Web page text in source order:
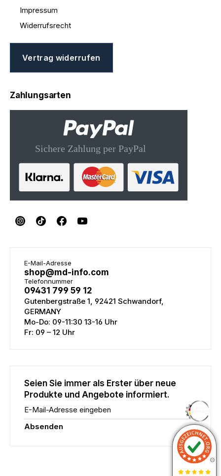
Impressum
Widerrufsrecht
Vertrag widerrufen
Zahlungsarten
E-Mail-Adresse
shop@md-info.com
Telefonnummer
09431 799 59 12
Gutenbergstraße 1, 92421 Schwandorf,
GERMANY
Mo-Do: 09-11:30 13-16 Uhr
Fr: 09 – 12 Uhr
Seien Sie immer als Erster über neue
Produkte und Angebote informiert.
E-Mail-Adresse eingeben
Absenden